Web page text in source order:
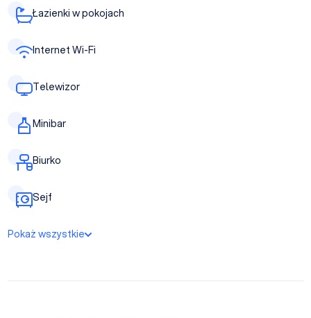
Łazienki w pokojach
Internet Wi-Fi
Telewizor
Minibar
Biurko
Sejf
Pokaż wszystkie